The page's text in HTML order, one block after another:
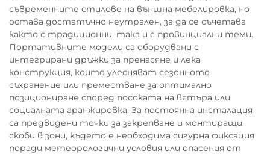
съвременните стилове на външна мебелировка, но
остава достатъчно неутрален, за да се съчетава
както с традиционни, така и с провинциални теми.
Портативните модели са оборудвани с
интегрирани дръжки за пренасяне и лека
конструкция, които улесняват сезонното
съхранение или преместване за оптимално
позициониране според посоката на вятъра или
социалната аранжировка. За постоянна инсталация
са предвидени точки за закрепване и монтиращи
скоби в зони, където е необходима сигурна фиксация
поради метеорологични условия или опасения от